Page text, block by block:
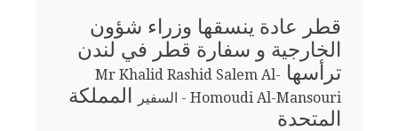
قطر عادة ينسقها وزراء شؤون
الخارجية و سفارة قطر في لندن
ترأسها Mr Khalid Rashid Salem Al-
Homoudi Al-Mansouri - السفير
المملكة
المتحدة